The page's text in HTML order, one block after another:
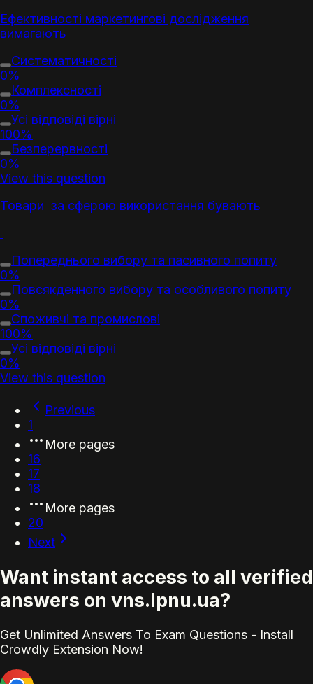
Ефективності маркетингові дослідження
вимагають
Систематичності
0%
Комплексності
0%
Усі відповіді вірні
100%
Безперервності
0%
View this question
Товари за сферою використання бувають
Попереднього вибору та пасивного попиту
0%
Повсякденного вибору та особливого попиту
0%
Споживчі та промислові
100%
Усі відповіді вірні
0%
View this question
Previous
1
More pages
16
17
18
More pages
20
Next
Want instant access to all verified
answers on vns.lpnu.ua?
Get Unlimited Answers To Exam Questions - Install
Crowdly Extension Now!